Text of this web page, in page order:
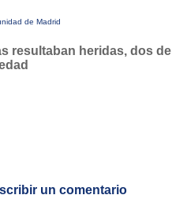
de Madrid
resultaban heridas, dos de
un comentario